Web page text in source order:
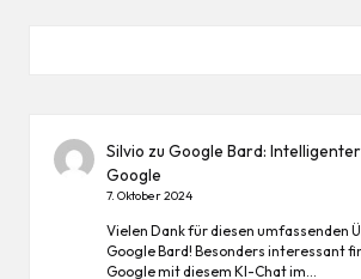
Silvio zuGoogle Bard:
Google
7. Oktober 2024
Vielen Dank für diesen umfassenden
Google Bard! Besonders interessant
Google mit diesem KI-Chat im…